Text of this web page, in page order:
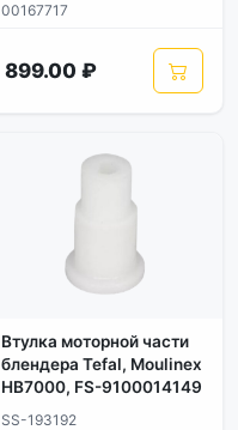
00167717
899.00 ₽
Втулка моторной части
блендера Tefal, Moulinex
HB7000, FS-9100014149
SS-193192